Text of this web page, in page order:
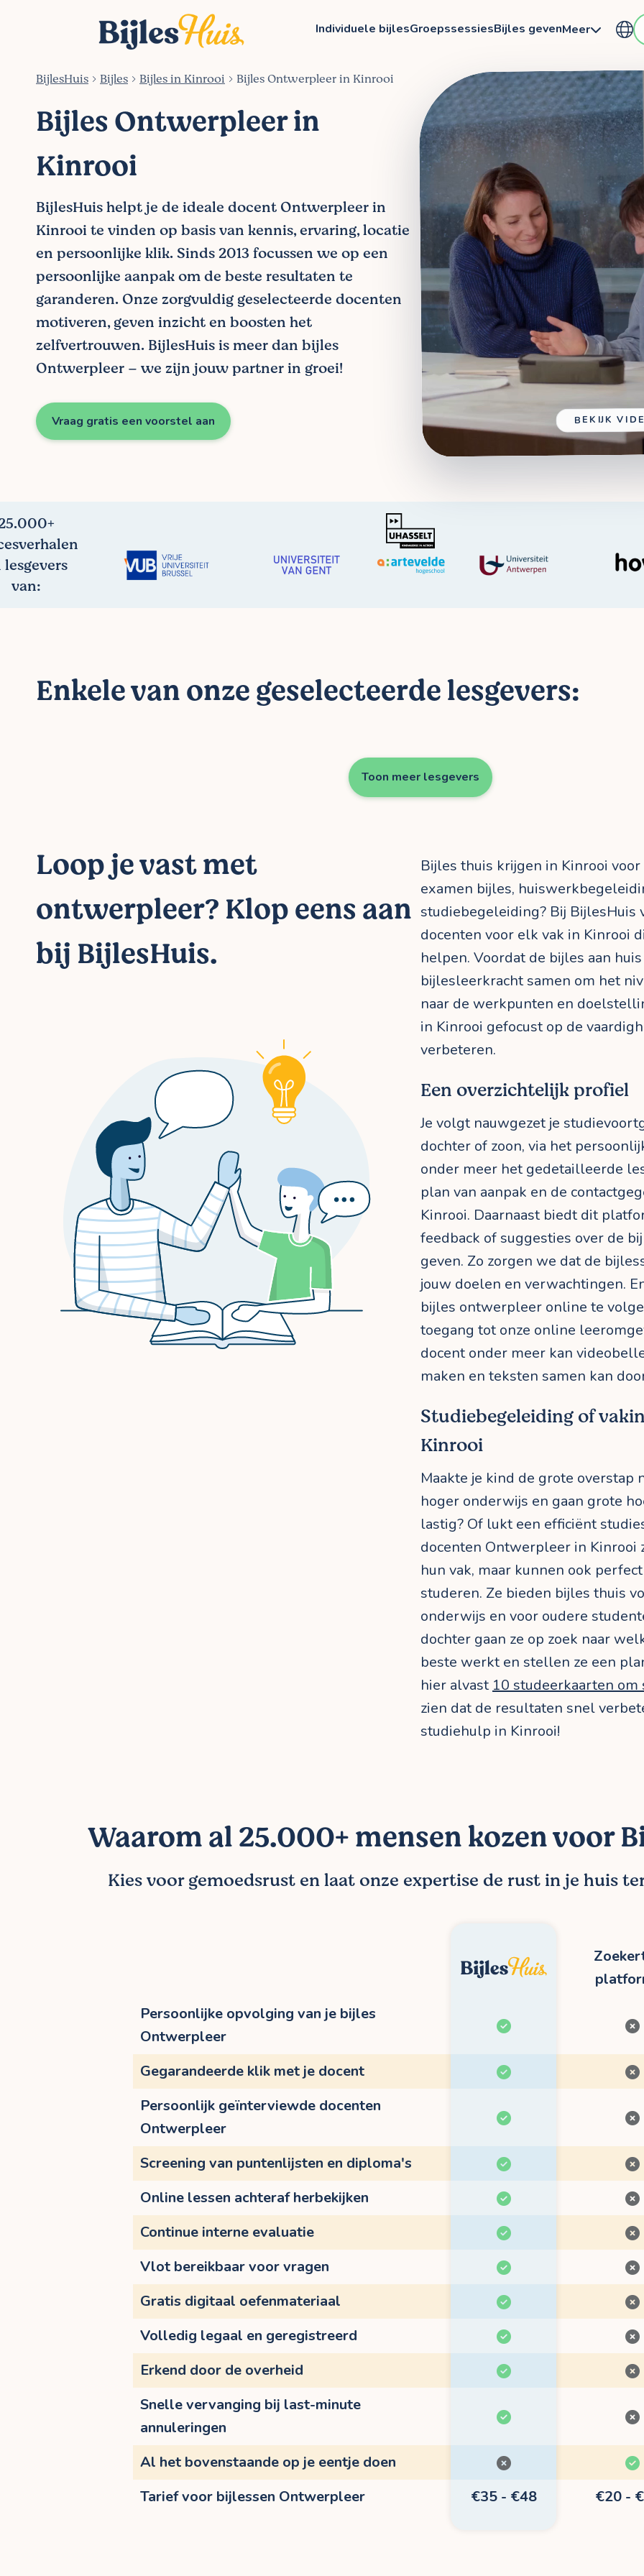
Individuele bijlesGroepssessiesBijles gevenMeer
BijlesHuis Bijles Bijles in Kinrooi Bijles Ontwerpleer in Kinrooi
Bijles Ontwerpleer in
Kinrooi
BijlesHuis helpt je de ideale docent Ontwerpleer in
Kinrooi te vinden op basis van kennis, ervaring, locatie
en persoonlijke klik. Sinds 2013 focussen we op een
persoonlijke aanpak om de beste resultaten te
garanderen. Onze zorgvuldig geselecteerde docenten
motiveren, geven inzicht en boosten het
zelfvertrouwen. BijlesHuis is meer dan bijles
Ontwerpleer – we zijn jouw partner in groei!
Vraag gratis een voorstel aan BEKIJK
lesgevers
van:
Enkele van onze geselecteerde lesgevers:
Toon meer lesgevers
Loop je vast met
ontwerpleer? Klop eens aan
bij BijlesHuis.
Bijles thuis krijgen in Kinrooi voor
examen bijles,
studiebegeleiding? Bij BijlesHuis
docenten voor elk vak in Kinrooi
helpen. Voordat de bijles aan
bijlesleerkracht samen om het
naar de werkpunten en
in Kinrooi gefocust op de
verbeteren.
Een overzichtelijk profiel
Je volgt nauwgezet je
dochter of zoon, via het
onder meer het gedetailleerde
plan van aanpak en de
Kinrooi. Daarnaast biedt dit
feedback of suggesties over de
geven. Zo zorgen we dat de
jouw doelen en verwachtingen.
bijles ontwerpleer online te
toegang tot onze online
docent onder meer kan
maken en teksten samen kan
Studiebegeleiding of
Kinrooi
Maakte je kind de grote overstap
hoger onderwijs en gaan grote
lastig? Of lukt een efficiënt
docenten Ontwerpleer in
hun vak, maar kunnen ook
studeren. Ze bieden bijles thuis
onderwijs en voor oudere
dochter gaan ze op zoek naar
beste werkt en stellen ze een
hier alvast 10 studeerkaarten
zien dat de resultaten snel
studiehulp in Kinrooi!
Waarom al 25.000+ mensen kozen voor
Kies voor gemoedsrust en laat onze expertise de rust in je huis
Persoonlijke opvolging van je bijles
Ontwerpleer
Gegarandeerde klik met je docent
Persoonlijk geïnterviewde docenten
Ontwerpleer
Screening van puntenlijsten en diploma's
Online lessen achteraf herbekijken
Continue interne evaluatie
Vlot bereikbaar voor vragen
Gratis digitaal oefenmateriaal
Volledig legaal en geregistreerd
Erkend door de overheid
Snelle vervanging bij last-minute
annuleringen
Al het bovenstaande op je eentje doen
Tarief voor bijlessen Ontwerpleer
€35 - €48 €20 -